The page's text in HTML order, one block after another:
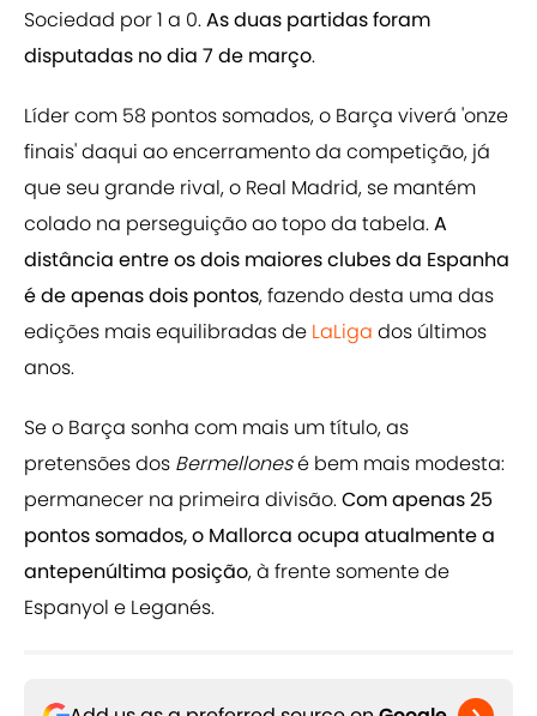
Sociedad por 1 a 0.As duas partidas foram
disputadas no dia 7 de março.
Líder com 58 pontos somados, o Barça viverá 'onze
finais' daqui ao encerramento da competição, já
que seu grande rival, o Real Madrid, se mantém
colado na perseguição ao topo da tabela.A
distância entre os dois maiores clubes da Espanha
é de apenas dois pontos, fazendo desta uma das
edições mais equilibradas de LaLiga dos últimos
anos.
Se o Barça sonha com mais um título, as
pretensões dos Bermellonesé bem mais modesta:
permanecer na primeira divisão.Com apenas 25
pontos somados, o Mallorca ocupa atualmente a
antepenúltima posição, à frente somente de
Espanyol e Leganés.